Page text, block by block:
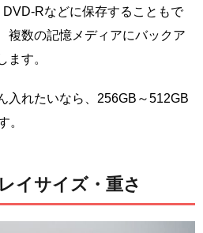
Rなどに保存することもで
複数の記憶メディアにバックア
ます。
入れたいなら、256GB～512GB
。
イサイズ・重さ